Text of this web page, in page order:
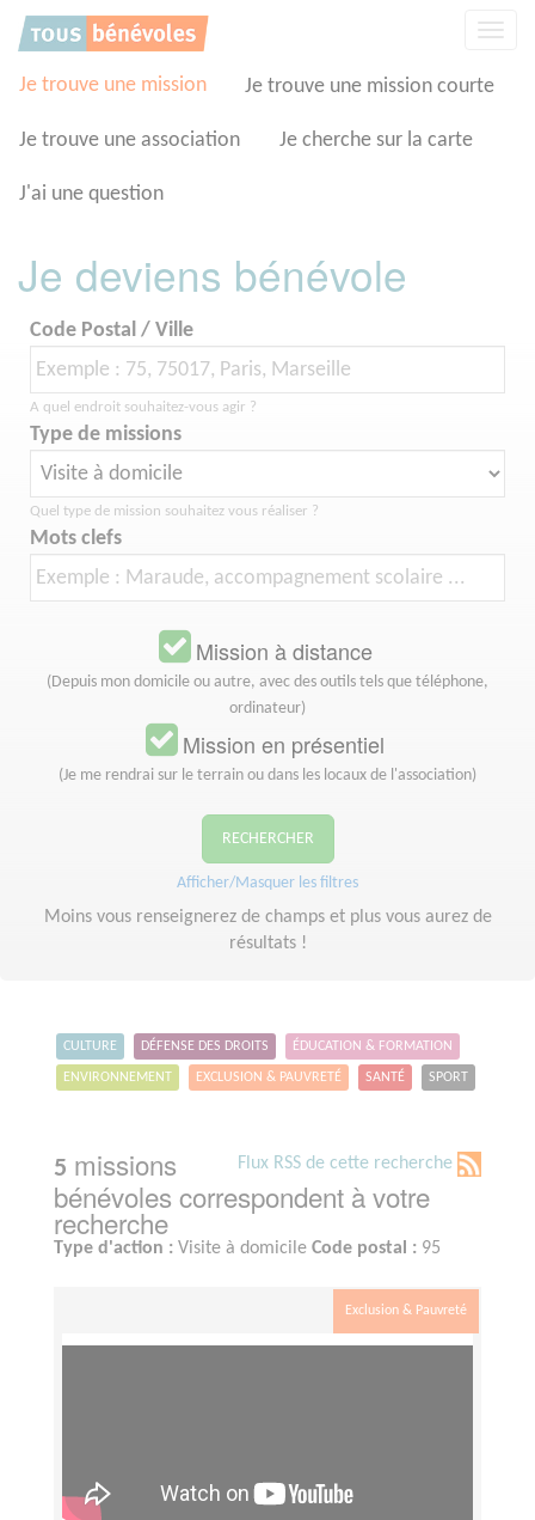
Je trouve une mission Je trouve une mission courte
Je trouve une association Je cherche sur la carte
J'ai une question
Je deviens bénévole
Code Postal / Ville
A quel endroit souhaitez-vous agir ?
Type de missions
Quel type de mission souhaitez vous réaliser ?
Mots clefs
Mission à distance
(Depuis mon domicile ou autre, avec des outils tels que téléphone,
ordinateur)
Mission en présentiel
(Je me rendrai sur le terrain ou dans les locaux de l'association)
RECHERCHER
Afficher/Masquer les filtres
Moins vous renseignerez de champs et plus vous aurez de
résultats !
CULTURE DÉFENSE DES DROITS ÉDUCATION & FORMATION
ENVIRONNEMENT EXCLUSION & PAUVRETÉ SANTÉ SPORT
Flux RSS de cette recherche
5 missions
bénévoles correspondent à votre
recherche
Type d'action : Visite à domicile Code postal : 95
Exclusion & Pauvreté
Panneau de gestion des cookies